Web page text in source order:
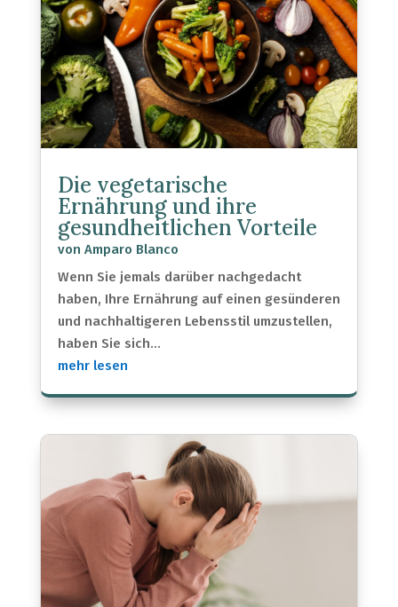
Die vegetarische
Ernährung und ihre
gesundheitlichen Vorteile
von Amparo Blanco
Wenn Sie jemals darüber nachgedacht
haben, Ihre Ernährung auf einen gesünderen
und nachhaltigeren Lebensstil umzustellen,
haben Sie sich...
mehr lesen